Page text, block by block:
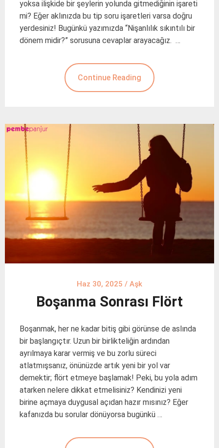
yoksa ilişkide bir şeylerin yolunda gitmediğinin işareti
mi? Eğer aklınızda bu tip soru işaretleri varsa doğru
yerdesiniz! Bugünkü yazımızda “Nişanlılık sıkıntılı bir
dönem midir?” sorusuna cevaplar arayacağız. …
Continue Reading
Haz 30, 2025 / Aşk
Boşanma Sonrası Flört
Boşanmak, her ne kadar bitiş gibi görünse de aslında
bir başlangıçtır. Uzun bir birlikteliğin ardından
ayrılmaya karar vermiş ve bu zorlu süreci
atlatmışsanız, önünüzde artık yeni bir yol var
demektir; flört etmeye başlamak! Peki, bu yola adım
atarken nelere dikkat etmelisiniz? Kendinizi yeni
birine açmaya duygusal açıdan hazır mısınız? Eğer
kafanızda bu sorular dönüyorsa bugünkü …